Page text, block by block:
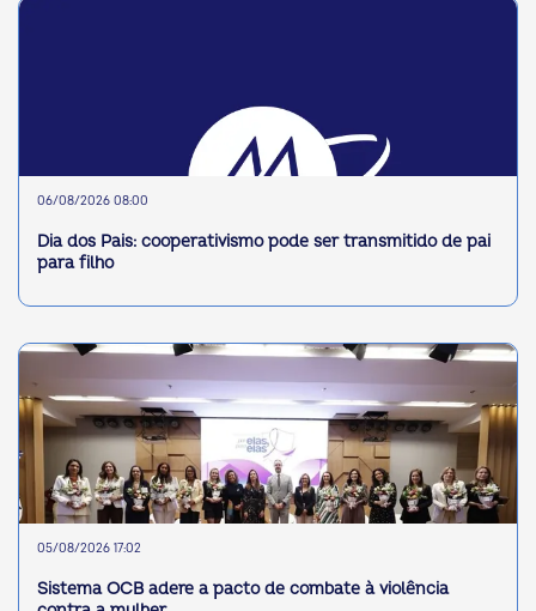
06/08/2026 08:00
Dia dos Pais: cooperativismo pode ser transmitido de pai
para filho
05/08/2026 17:02
Sistema OCB adere a pacto de combate à violência